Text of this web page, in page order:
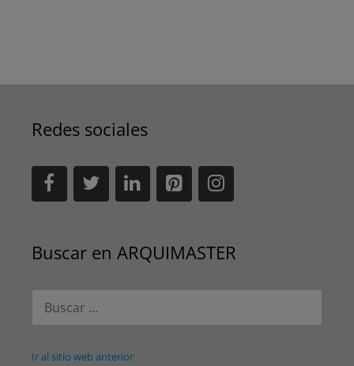
Redes sociales
Buscar en ARQUIMASTER
Ir al sitio web anterior